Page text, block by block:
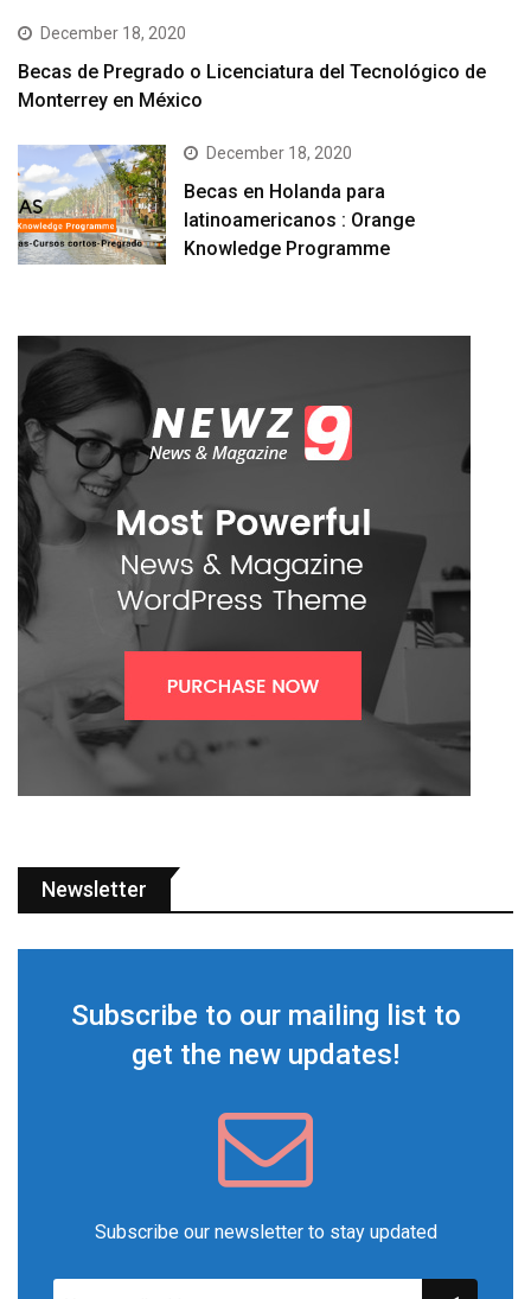
December 18, 2020
Becas de Pregrado o Licenciatura del Tecnológico de
Monterrey en México
December 18, 2020
Becas en Holanda para
latinoamericanos : Orange
Knowledge Programme
Newsletter
Subscribe to our mailing list to
get the new updates!
Subscribe our newsletter to stay updated